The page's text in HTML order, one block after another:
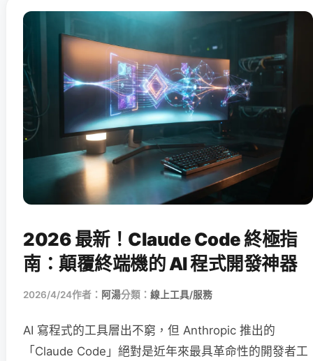
2026 最新！Claude Code 終極指
南：顛覆終端機的 AI 程式開發神器
2026/4/24作者： 阿湯分類： 線上工具/服務
AI 寫程式的工具層出不窮，但 Anthropic 推出的
「Claude Code」絕對是近年來最具革命性的開發者工